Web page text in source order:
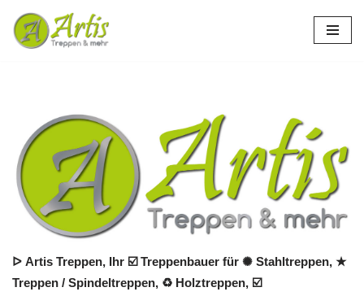
Zum
ᐅ Artis Treppen, Ihr ☑️ Treppenbauer für ✺ Stahltreppen, ★
Treppen / Spindeltreppen, ♻ Holztreppen, ☑️